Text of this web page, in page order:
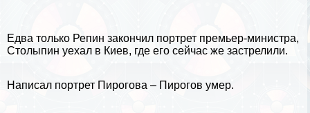
Едва только Репин закончил портрет премьер-министра,
Столыпин уехал в Киев, где его сейчас же застрелили.
Написал портрет Пирогова – Пирогов умер.